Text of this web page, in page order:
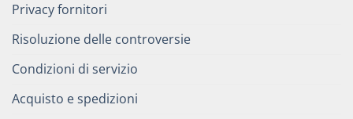
Privacy fornitori
Risoluzione delle controversie
Condizioni di servizio
Acquisto e spedizioni